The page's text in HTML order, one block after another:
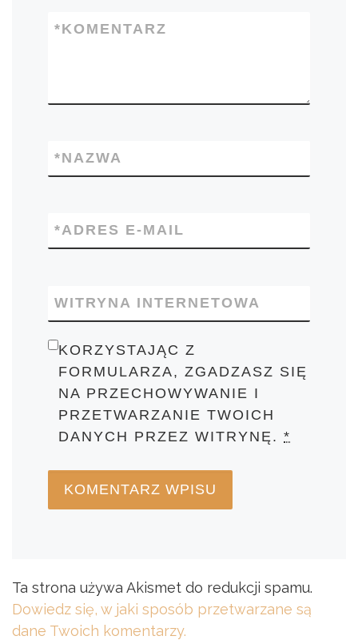
KOMENTARZ
*
NAZWA
*
ADRES E-MAIL
*
WITRYNA INTERNETOWA
KORZYSTAJĄC Z
FORMULARZA, ZGADZASZ SIĘ
NA PRZECHOWYWANIE I
PRZETWARZANIE TWOICH
DANYCH PRZEZ WITRYNĘ.*
Ta strona używa Akismet do redukcji spamu.
Dowiedz się, w jaki sposób przetwarzane są
dane Twoich komentarzy.